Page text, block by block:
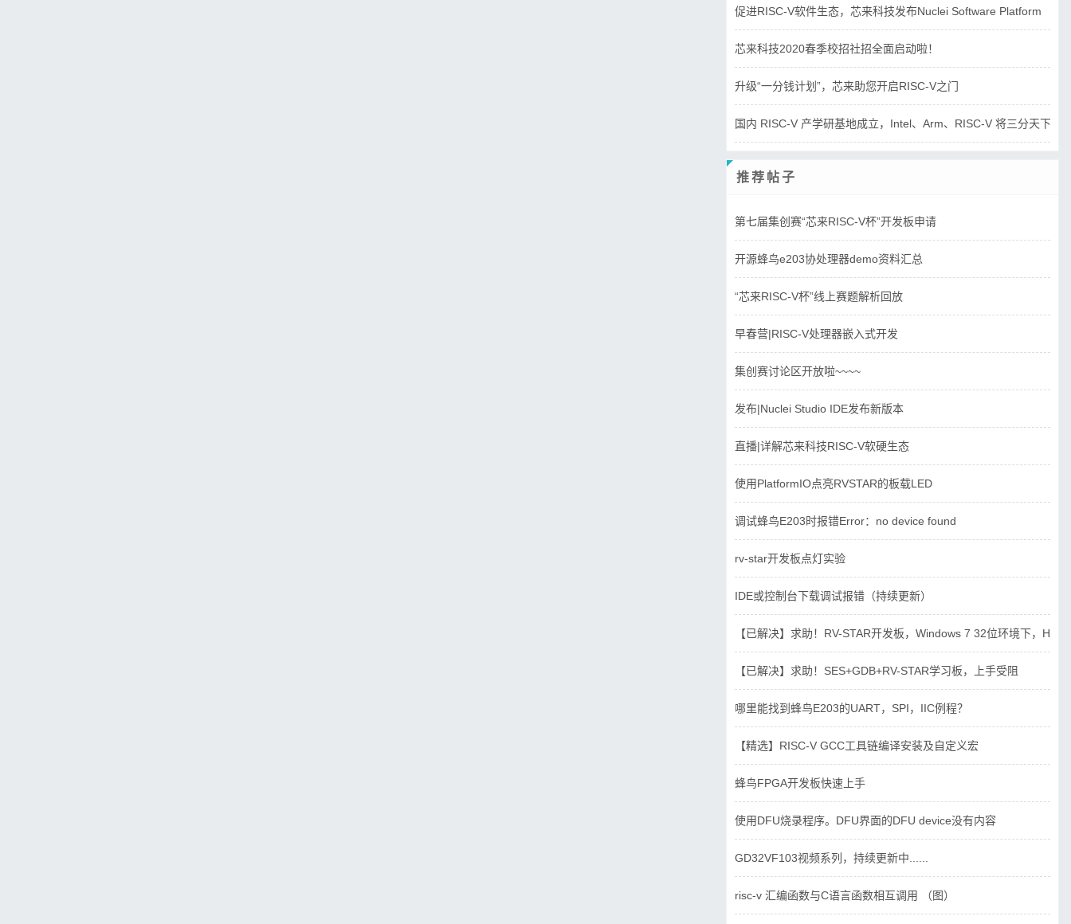
促进RISC-V软件生态，芯来科技发布Nuclei Software Platform
芯来科技2020春季校招社招全面启动啦！
升级“一分钱计划”，芯来助您开启RISC-V之门
国内 RISC-V 产学研基地成立，Intel、Arm、RISC-V 将三分天下？
推荐帖子
第七届集创赛“芯来RISC-V杯”开发板申请
开源蜂鸟e203协处理器demo资料汇总
“芯来RISC-V杯”线上赛题解析回放
早春营|RISC-V处理器嵌入式开发
集创赛讨论区开放啦~~~~
发布|Nuclei Studio IDE发布新版本
直播|详解芯来科技RISC-V软硬生态
使用PlatformIO点亮RVSTAR的板载LED
调试蜂鸟E203时报错Error：no device found
rv-star开发板点灯实验
IDE或控制台下载调试报错（持续更新）
【已解决】求助！RV-STAR开发板，Windows 7 32位环境下，
【已解决】求助！SES+GDB+RV-STAR学习板，上手受阻
哪里能找到蜂鸟E203的UART，SPI，IIC例程？
【精选】RISC-V GCC工具链编译安装及自定义宏
蜂鸟FPGA开发板快速上手
使用DFU烧录程序。DFU界面的DFU device没有内容
GD32VF103视频系列，持续更新中......
risc-v 汇编函数与C语言函数相互调用 （图）